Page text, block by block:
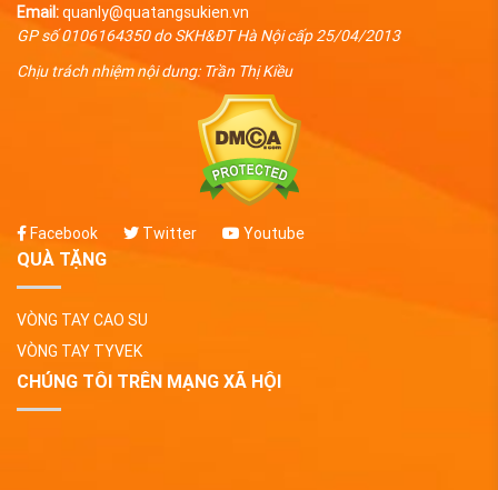
Email:quanly@quatangsukien.vn
GP số 0106164350 do SKH&ĐT Hà Nội cấp 25/04/2013
Chịu trách nhiệm nội dung: Trần Thị Kiều
Facebook Twitter Youtube
QUÀ TẶNG
VÒNG TAY CAO SU
VÒNG TAY TYVEK
CHÚNG TÔI TRÊN MẠNG XÃ HỘI